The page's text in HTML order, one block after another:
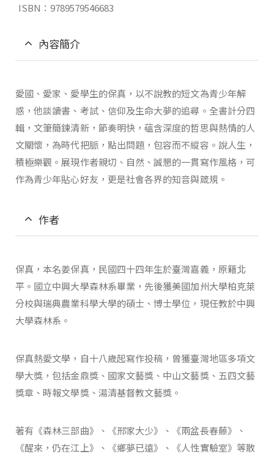
ISBN：9789579546683
內容簡介
愛國、愛家、愛學生的保真，以不說教的短文為青少年解
惑，他談讀書、考試、信仰及生命大夢的追尋。全書計分四
輯，文筆簡鍊清新，節奏明快，蘊含深度的哲思與熱情的人
文關懷，為時代把脈，點出問題，包容而不縱容。說人生，
積極樂觀。展現作者親切、自然、誠懇的一貫寫作風格，可
作為青少年貼心好友，更是社會各界的知音與箴規。
作者
保真，本名姜保真，民國四十四年生於臺灣嘉義，原籍北
平。國立中興大學森林系畢業，先後獲美國加州大學柏克萊
分校與瑞典農業科學大學的碩士、博士學位，現任教於中興
大學森林系。
保真熱愛文學，自十八歲起寫作投稿，曾獲臺灣地區多項文
學大獎，包括金鼎獎、國家文藝獎、中山文藝獎、五四文藝
獎章、時報文學獎、湯清基督教文藝獎。
著有《森林三部曲》、《邢家大少》、《兩盆長春藤》、
《醒來，仍在江上》、《鄉夢已遠》、《人性實驗室》等散